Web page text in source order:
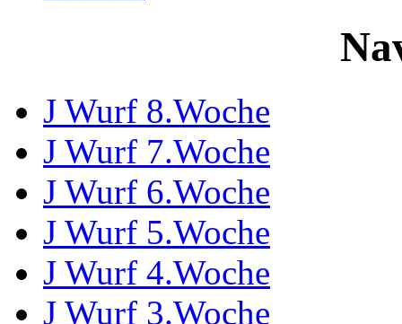
J Wurf 8.Woche
J Wurf 7.Woche
J Wurf 6.Woche
J Wurf 5.Woche
J Wurf 4.Woche
J Wurf 3.Woche